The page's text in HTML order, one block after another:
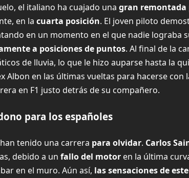
el italiano ha cuajado una gran remontada
en la cuarta posición. El joven piloto
en un momento en el que nadie lograba
a posiciones de puntos. Al final de la
de lluvia, lo que le hizo auparse hasta la
Albon en las últimas vueltas para hacerse
en F1 justo detrás de su compañero.
para los españoles
tenido una carrera para olvidar. Carlos
debido a un fallo del motoren la última
en el muro. Aún así, las sensaciones de